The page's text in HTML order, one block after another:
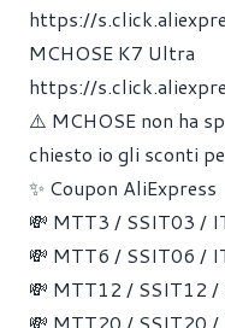
https://
MCHOSE K7 Ultra
https://
⚠️ MCHOSE non ha
chiesto io gli sconti
✨ Coupon AliExpress
💸 MTT3 / SSIT03 /
💸 MTT6 / SSIT06 /
💸 MTT12 / SSIT12